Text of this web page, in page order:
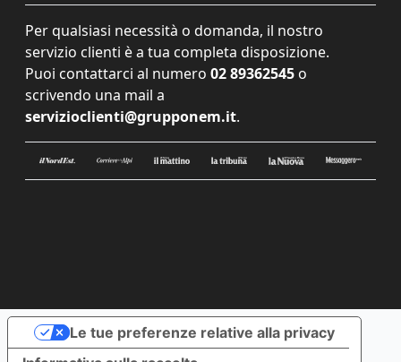
Per qualsiasi necessità o domanda, il nostro
servizio clienti è a tua completa disposizione.
Puoi contattarci al numero 02 89362545 o
scrivendo una mail a
servizioclienti@grupponem.it.
Le tue preferenze relative alla privacy